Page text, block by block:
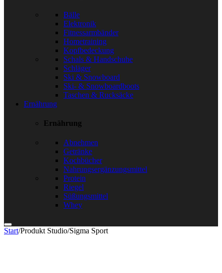
Bälle
Elektronik
Fitnessarmbänder
Hometraining
Kopfbedeckung
Schals & Handschuhe
Schläger
Ski & Snowboard
Ski- & Snowboardboots
Taschen & Rucksäcke
Ernährung
Ernährung
Abnehmen
Getränke
Kochbücher
Nahrungsergänzungsmittel
Protein
Riegel
Süßungsmittel
Whey
Start/Produkt Studio/Sigma Sport